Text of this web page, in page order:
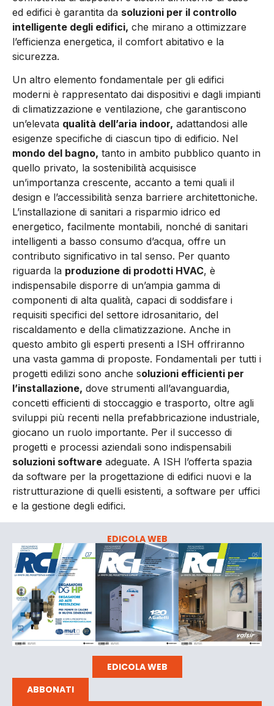
ed edifici è garantita da soluzioni per il controllo
intelligente degli edifici, che mirano a ottimizzare
l’efficienza energetica, il comfort abitativo e la
sicurezza.
Un altro elemento fondamentale per gli edifici
moderni è rappresentato dai dispositivi e dagli impianti
di climatizzazione e ventilazione, che garantiscono
un’elevata qualità dell’aria indoor, adattandosi alle
esigenze specifiche di ciascun tipo di edificio. Nel
mondo del bagno, tanto in ambito pubblico quanto in
quello privato, la sostenibilità acquisisce
un’importanza crescente, accanto a temi quali il
design e l’accessibilità senza barriere architettoniche.
L’installazione di sanitari a risparmio idrico ed
energetico, facilmente montabili, nonché di sanitari
intelligenti a basso consumo d’acqua, offre un
contributo significativo in tal senso. Per quanto
riguarda la produzione di prodotti HVAC, è
indispensabile disporre di un’ampia gamma di
componenti di alta qualità, capaci di soddisfare i
requisiti specifici del settore idrosanitario, del
riscaldamento e della climatizzazione. Anche in
questo ambito gli esperti presenti a ISH offriranno
una vasta gamma di proposte. Fondamentali per tutti i
progetti edilizi sono anche soluzioni efficienti per
l’installazione, dove strumenti all’avanguardia,
concetti efficienti di stoccaggio e trasporto, oltre agli
sviluppi più recenti nella prefabbricazione industriale,
giocano un ruolo importante. Per il successo di
progetti e processi aziendali sono indispensabili
soluzioni software adeguate. A ISH l’offerta spazia
da software per la progettazione di edifici nuovi e la
ristrutturazione di quelli esistenti, a software per uffici
e la gestione degli edifici.
EDICOLA WEB
EDICOLA WEB
ABBONATI